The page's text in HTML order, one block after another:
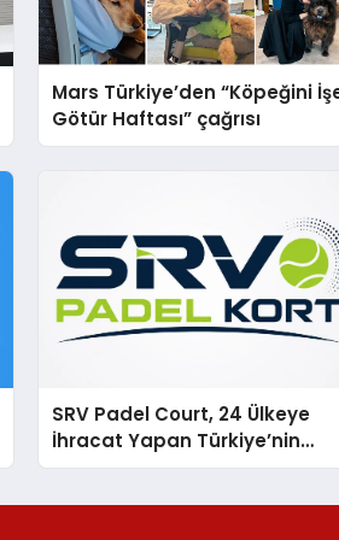
Mars Türkiye’den “Köpeğini
Götür Haftası” çağrısı
SRV Padel Court, 24 Ülkeye
İhracat Yapan Türkiye’nin
Padel Kortu Üretim Gücü